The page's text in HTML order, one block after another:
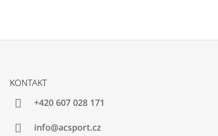
KONTAKT
+420 607 028 171
info@acsport.cz